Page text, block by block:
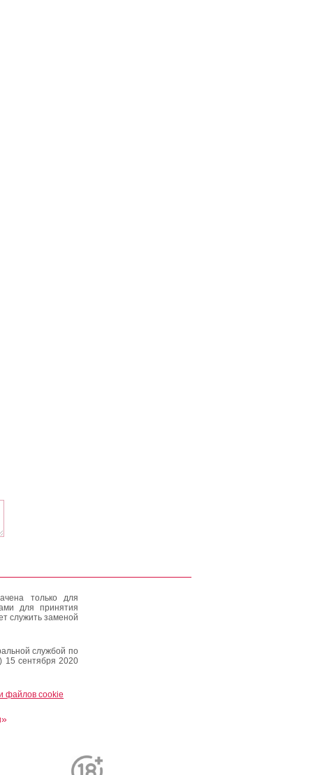
только для
для принятия
служить заменой
службой по
15 сентября 2020
файлов cookie